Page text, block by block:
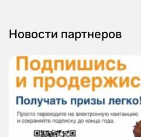
Новости партнеров